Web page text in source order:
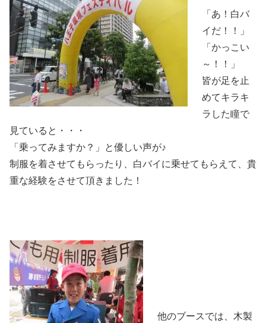
「あ！白バ
イだ！！」
「かっこい
～！！」
皆が足を止
めてキラキ
ラした瞳で
見ていると・・・
「乗ってみますか？」と優しい声が♪
制服を着させてもらったり、白バイに乗せてもらえて、貴
重な経験をさせて頂きました！
他のブースでは、木製